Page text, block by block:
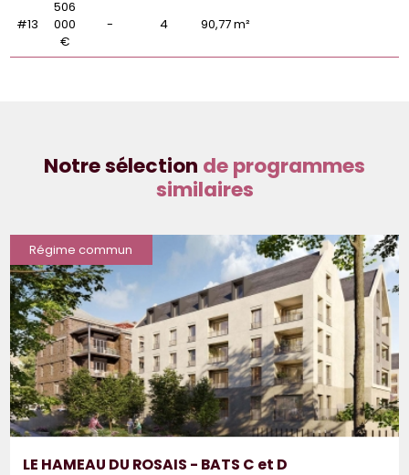
#13
506
000
€
- 4 90,77 m²
Notre sélection de programmes
similaires
Régime commun
LE HAMEAU DU ROSAIS - BATS C et D